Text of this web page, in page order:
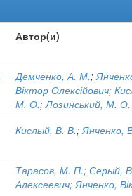
Автор(и)
Демченко, А. М.;
Віктор Олексійович;
М. О.;Лозинський, М. О.
Кислый, В. В.;Янченко,
Тарасов, М. П.; Серый,
Алексеевич;Янченко,